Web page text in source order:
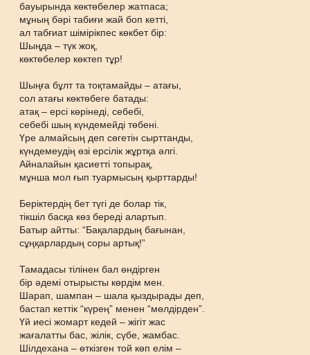
бауырында көктөбелер жатпаса;
мұның бәрі табиғи жай боп кетті,
ал табғиат шімірікпес көкбет бір:
Шыңда – түк жоқ,
көктөбелер көктеп тұр!
Шыңға бұлт та тоқтамайды – атағы,
сол атағы көктөбеге батады:
атақ – ерсі көрінеді, себебі,
себебі шың күндемейді төбені.
Үре алмайсың деп сөгетін сырттанды,
күндемеудің өзі ерсілік жұртқа әлгі.
Айналайын қасиетті топырақ,
мұнша мол ғып туармысың қырттарды!
Беріктердің бет түгі де болар тік,
тікшіл басқа көз береді алартып.
Батыр айтты: “Бақалардың бағынан,
сұңқарлардың соры артық!”
Тамадасы тілінен бал өндірген
бір әдемі отырысты көрдім мен.
Шарап, шампан – шала қыздырады деп,
бастап кеттік “күрең” менен “мөлдірден”.
Үй иесі жомарт кедей – жігіт жас
жағалатты бас, жілік, сүбе, жамбас.
Шілдехана – өткізген той көп елім –